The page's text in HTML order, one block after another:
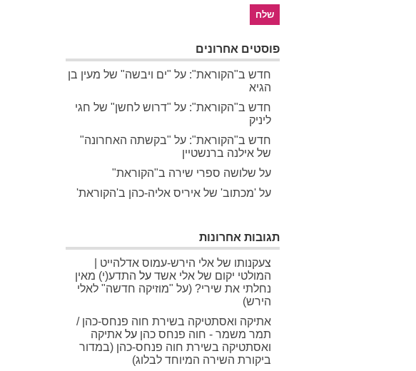
פוסטים אחרונים
חדש ב"הקוראת": על "ים ויבשה" של מעין בן
הגיא
חדש ב"הקוראת": על "דרוש לחשן" של חגי
ליניק
חדש ב"הקוראת": על "בקשתה האחרונה"
של אילנה ברנשטיין
על שלושה ספרי שירה ב"הקוראת"
על 'מכתוב' של איריס אליה-כהן ב'הקוראת'
תגובות אחרונות
צעקנותו של אלי הירש-עמוס אדלהייט |
המולטי יקום של אלי אשד על התדע(י) מאין
נחלתי את שירי? (על "מוזיקה חדשה" לאלי
הירש)
אתיקה ואסתטיקה בשירת חוה פנחס-כהן /
תמר משמר - חוה פנחס כהן על אתיקה
ואסתטיקה בשירת חוה פנחס-כהן (במדור
ביקורת השירה המיוחד לבלוג)